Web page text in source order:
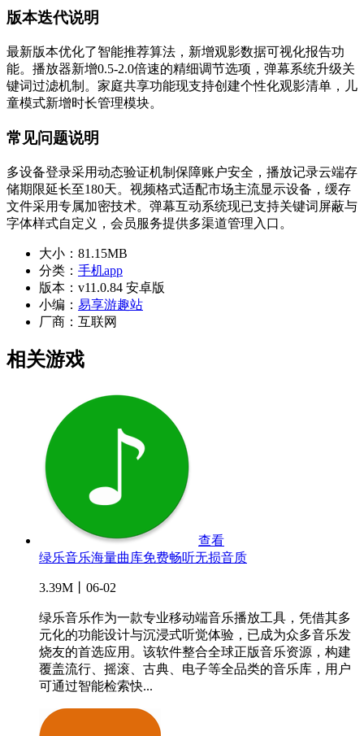
版本迭代说明
最新版本优化了智能推荐算法，新增观影数据可视化报告功
能。播放器新增0.5-2.0倍速的精细调节选项，弹幕系统升级关
键词过滤机制。家庭共享功能现支持创建个性化观影清单，儿
童模式新增时长管理模块。
常见问题说明
多设备登录采用动态验证机制保障账户安全，播放记录云端存
储期限延长至180天。视频格式适配市场主流显示设备，缓存
文件采用专属加密技术。弹幕互动系统现已支持关键词屏蔽与
字体样式自定义，会员服务提供多渠道管理入口。
大小： 81.15MB
分类： 手机app
版本： v11.0.84 安卓版
小编： 易享游趣站
厂商： 互联网
相关游戏
查看
绿乐音乐海量曲库免费畅听无损音质
3.39M丨06-02
绿乐音乐作为一款专业移动端音乐播放工具，凭借其多
元化的功能设计与沉浸式听觉体验，已成为众多音乐发
烧友的首选应用。该软件整合全球正版音乐资源，构建
覆盖流行、摇滚、古典、电子等全品类的音乐库，用户
可通过智能检索快...